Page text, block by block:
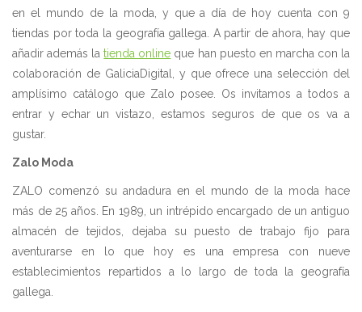
en el mundo de la moda, y que a día de hoy cuenta con 9
tiendas por toda la geografía gallega. A partir de ahora, hay que
añadir además latienda online que han puesto en marcha con la
colaboración de GaliciaDigital, y que ofrece una selección del
amplísimo catálogo que Zalo posee. Os invitamos a todos a
entrar y echar un vistazo, estamos seguros de que os va a
gustar.
Zalo Moda
ZALO comenzó su andadura en el mundo de la moda hace
más de 25 años. En 1989, un intrépido encargado de un antiguo
almacén de tejidos, dejaba su puesto de trabajo fijo para
aventurarse en lo que hoy es una empresa con nueve
establecimientos repartidos a lo largo de toda la geografía
gallega.